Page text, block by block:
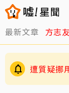
最新文章 方志
伊能靜認
暖心